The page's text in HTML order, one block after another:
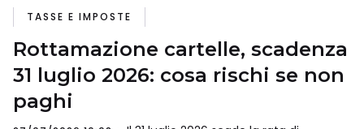
TASSE E IMPOSTE
Rottamazione cartelle, scadenza
31 luglio 2026: cosa rischi se non
paghi